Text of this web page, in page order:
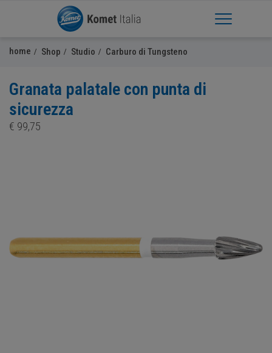
Apri Menu
home Shop Studio Carburo di Tungsteno
Granata palatale con punta di
sicurezza
€ 99,75